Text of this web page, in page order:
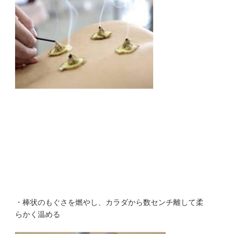
・棒状のもぐさを燃やし、カラダから数センチ離して柔
らかく温める